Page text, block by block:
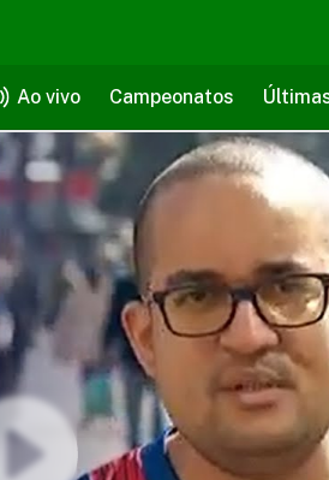
Ao vivo Campeonatos